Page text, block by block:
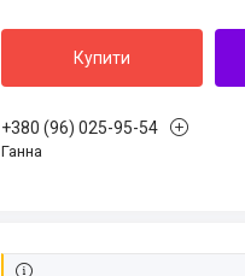
Купити
+380 (96) 025-95-54
Ганна